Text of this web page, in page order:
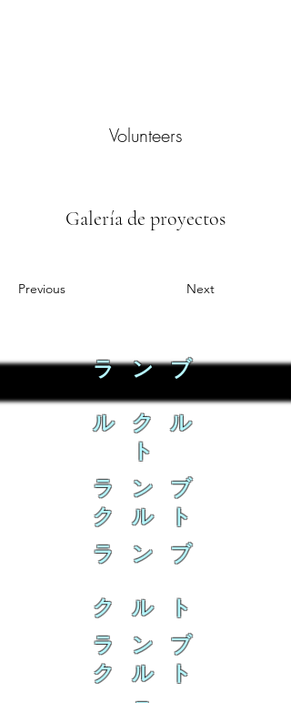
Volunteers
Galería de proyectos
Previous Next
ラ ン ブ
ル ク ル
ト
ラ ン ブ
ク ル ト
ラ ン ブ
ク ル ト
ラ ン ブ
ク ル ト